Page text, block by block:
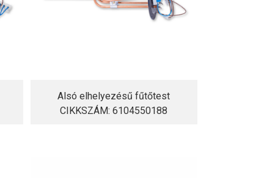
Alsó elhelyezésű fűtőtest
CIKKSZÁM: 6104550188